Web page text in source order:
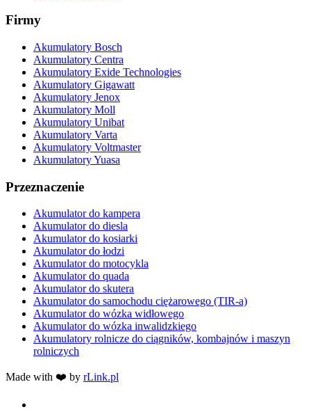
Firmy
Akumulatory Bosch
Akumulatory Centra
Akumulatory Exide Technologies
Akumulatory Gigawatt
Akumulatory Jenox
Akumulatory Moll
Akumulatory Unibat
Akumulatory Varta
Akumulatory Voltmaster
Akumulatory Yuasa
Przeznaczenie
Akumulator do kampera
Akumulator do diesla
Akumulator do kosiarki
Akumulator do łodzi
Akumulator do motocykla
Akumulator do quada
Akumulator do skutera
Akumulator do samochodu ciężarowego (TIR-a)
Akumulator do wózka widłowego
Akumulator do wózka inwalidzkiego
Akumulatory rolnicze do ciągników, kombajnów i maszyn
rolniczych
Made with ❤️ by rLink.pl